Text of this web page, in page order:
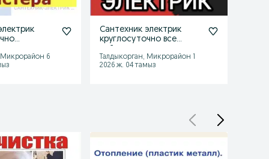
Микрорайон 6
Сантехник электрик
круглосуточно все
Талдыкорган, Микрорайон 1
2026 ж. 04 тамыз